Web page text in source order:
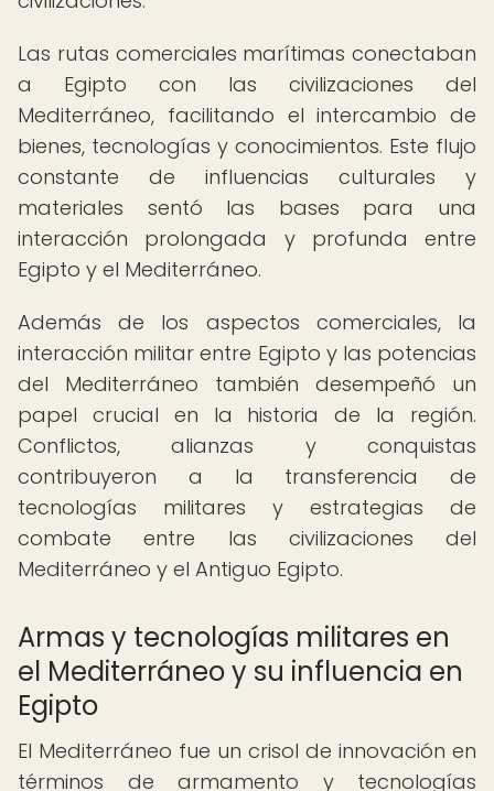
Las rutas comerciales marítimas conectaban
a Egipto con las civilizaciones del
Mediterráneo, facilitando el intercambio de
bienes, tecnologías y conocimientos. Este flujo
constante de influencias culturales y
materiales sentó las bases para una
interacción prolongada y profunda entre
Egipto y el Mediterráneo.
Además de los aspectos comerciales, la
interacción militar entre Egipto y las potencias
del Mediterráneo también desempeñó un
papel crucial en la historia de la región.
Conflictos, alianzas y conquistas
contribuyeron a la transferencia de
tecnologías militares y estrategias de
combate entre las civilizaciones del
Mediterráneo y el Antiguo Egipto.
Armas y tecnologías militares en
el Mediterráneo y su influencia en
Egipto
El Mediterráneo fue un crisol de innovación en
términos de armamento y tecnologías